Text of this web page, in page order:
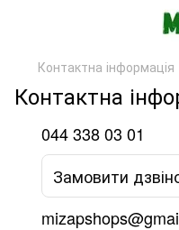
Контактна інформація
Контактна
044 338 03 01
Замовити